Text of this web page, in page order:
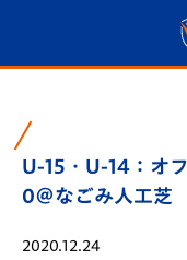
U-15・U-14：オ
0＠なごみ人工芝
2020.12.24